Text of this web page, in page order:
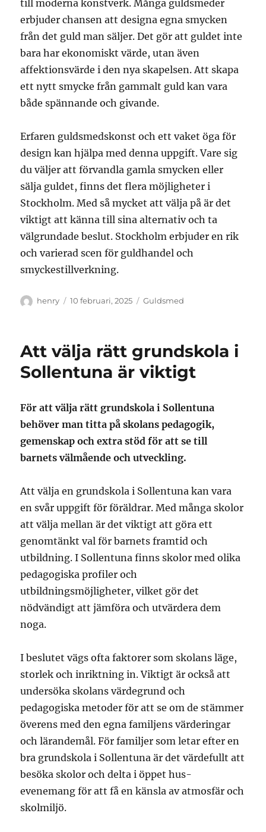
till moderna konstverk. Många guldsmeder
erbjuder chansen att designa egna smycken
från det guld man säljer. Det gör att guldet inte
bara har ekonomiskt värde, utan även
affektionsvärde i den nya skapelsen. Att skapa
ett nytt smycke från gammalt guld kan vara
både spännande och givande.
Erfaren guldsmedskonst och ett vaket öga för
design kan hjälpa med denna uppgift. Vare sig
du väljer att förvandla gamla smycken eller
sälja guldet, finns det flera möjligheter i
Stockholm. Med så mycket att välja på är det
viktigt att känna till sina alternativ och ta
välgrundade beslut. Stockholm erbjuder en rik
och varierad scen för guldhandel och
smyckestillverkning.
Författare
henry
Publicerat
10 februari, 2025 Kategorier
Guldsmed
Att välja rätt grundskola i
Sollentuna är viktigt
För att välja rätt grundskola i Sollentuna
behöver man titta på skolans pedagogik,
gemenskap och extra stöd för att se till
barnets välmående och utveckling.
Att välja en grundskola i Sollentuna kan vara
en svår uppgift för föräldrar. Med många skolor
att välja mellan är det viktigt att göra ett
genomtänkt val för barnets framtid och
utbildning. I Sollentuna finns skolor med olika
pedagogiska profiler och
utbildningsmöjligheter, vilket gör det
nödvändigt att jämföra och utvärdera dem
noga.
I beslutet vägs ofta faktorer som skolans läge,
storlek och inriktning in. Viktigt är också att
undersöka skolans värdegrund och
pedagogiska metoder för att se om de stämmer
överens med den egna familjens värderingar
och lärandemål. För familjer som letar efter en
bra grundskola i Sollentuna är det värdefullt att
besöka skolor och delta i öppet hus-
evenemang för att få en känsla av atmosfär och
skolmiljö.